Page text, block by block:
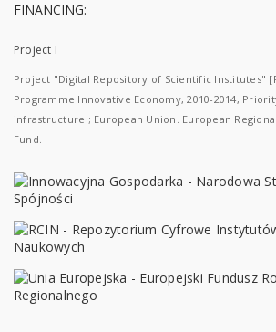
FINANCING:
Project I
Project "Digital Repository of Scientific Institutes"
Programme Innovative Economy, 2010-2014,
infrastructure ; European Union. European
Fund.